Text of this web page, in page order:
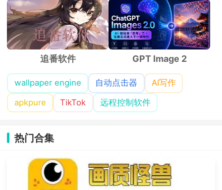
追番软件 GPT Image 2
wallpaper engine 自动点击器
AI写作
apkpure
TikTok 远程控制软件
热门合集